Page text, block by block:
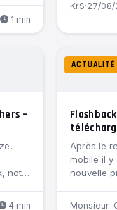
1 min
KrS·27/08/
–
notre
4 min
ACTUALITÉ
Après le
mobile il y
nouvelle